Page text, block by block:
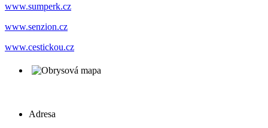
www.sumperk.cz
www.senzion.cz
www.cestickou.cz
Adresa